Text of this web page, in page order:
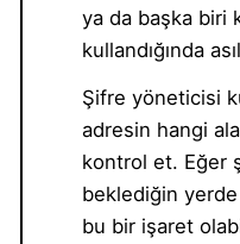
ya da başka biri
kullandığında
Şifre yöneticisi
adresin hangi
kontrol et. Eğer
beklediğin
bu bir işaret